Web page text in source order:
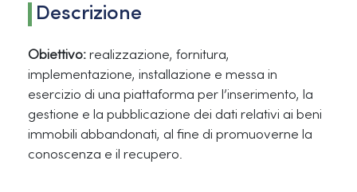
Descrizione
Obiettivo: realizzazione, fornitura,
implementazione, installazione e messa in
esercizio di una piattaforma per l’inserimento, la
gestione e la pubblicazione dei dati relativi ai beni
immobili abbandonati, al fine di promuoverne la
conoscenza e il recupero.